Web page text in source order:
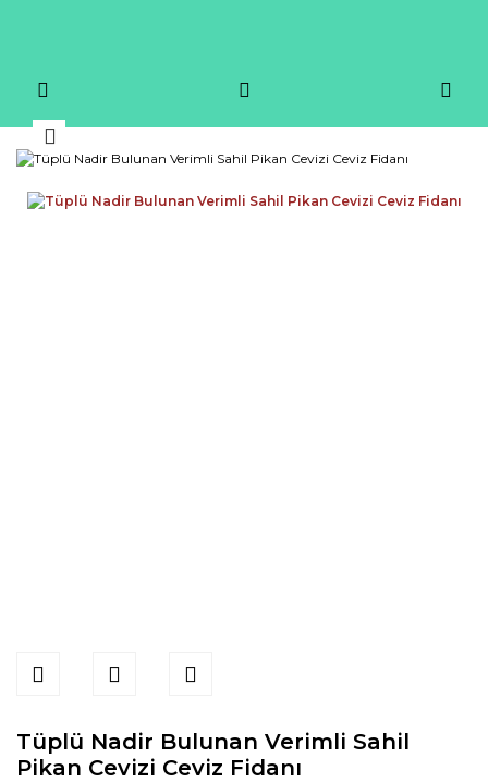
Tüplü Nadir Bulunan Verimli Sahil
Pikan Cevizi Ceviz Fidanı